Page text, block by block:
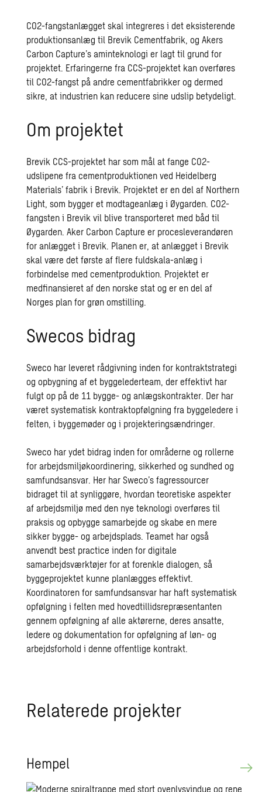
CO2-fangstanlægget skal integreres i det eksisterende
produktionsanlæg til Brevik Cementfabrik, og Akers
Carbon Capture’s aminteknologi er lagt til grund for
projektet. Erfaringerne fra CCS-projektet kan overføres
til CO2-fangst på andre cementfabrikker og dermed
sikre, at industrien kan reducere sine udslip betydeligt.
Om projektet
Brevik CCS-projektet har som mål at fange CO2-
udslipene fra cementproduktionen ved Heidelberg
Materials’ fabrik i Brevik. Projektet er en del af Northern
Light, som bygger et modtageanlæg i Øygarden. CO2-
fangsten i Brevik vil blive transporteret med båd til
Øygarden. Aker Carbon Capture er procesleverandøren
for anlægget i Brevik. Planen er, at anlægget i Brevik
skal være det første af flere fuldskala-anlæg i
forbindelse med cementproduktion. Projektet er
medfinansieret af den norske stat og er en del af
Norges plan for grøn omstilling.
Swecos bidrag
Sweco har leveret rådgivning inden for kontraktstrategi
og opbygning af et byggelederteam, der effektivt har
fulgt op på de 11 bygge- og anlægskontrakter. Der har
været systematisk kontraktopfølgning fra byggeledere i
felten, i byggemøder og i projekteringsændringer.
Sweco har ydet bidrag inden for områderne og rollerne
for arbejdsmiljøkoordinering, sikkerhed og sundhed og
samfundsansvar. Her har Sweco’s fagressourcer
bidraget til at synliggøre, hvordan teoretiske aspekter
af arbejdsmiljø med den nye teknologi overføres til
praksis og opbygge samarbejde og skabe en mere
sikker bygge- og arbejdsplads. Teamet har også
anvendt best practice inden for digitale
samarbejdsværktøjer for at forenkle dialogen, så
byggeprojektet kunne planlægges effektivt.
Koordinatoren for samfundsansvar har haft systematisk
opfølgning i felten med hovedtillidsrepræsentanten
gennem opfølgning af alle aktørerne, deres ansatte,
ledere og dokumentation for opfølgning af løn- og
arbejdsforhold i denne offentlige kontrakt.
Re­la­te­re­de pro­jek­ter
Hem­pel